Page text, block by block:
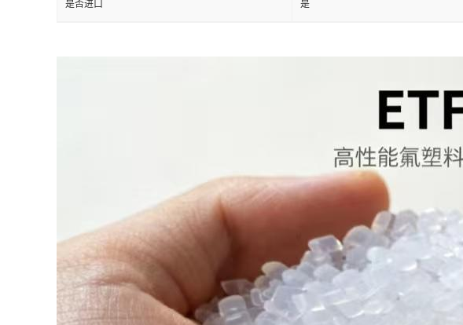
是否进口 是